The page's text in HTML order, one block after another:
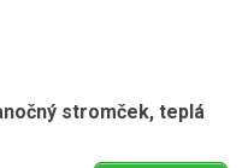
stromček, teplá